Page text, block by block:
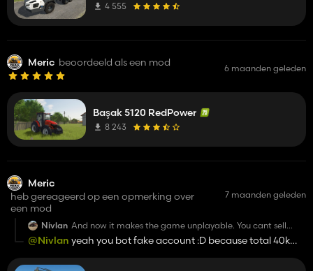
4 555
Meric beoordeeld als een mod 6 maanden geleden
Başak 5120 RedPower
8 243
Meric
heb gereageerd op een opmerking over
een mod
7 maanden geleden
Nivlan And now it makes the game unplayable. You cant sell
anything. REALLY bad mod
@Nivlan yeah you bot fake account :D because total 40k